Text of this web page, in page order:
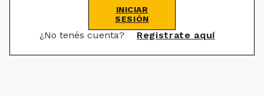
INICIAR
SESIÓN
¿No tenés cuenta? Registrate aquí